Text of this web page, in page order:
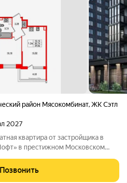
район Мясокомбинат,ЖК Сэтл
2027
квартира от застройщика в
в престижном Московском
европланировка,
Позвонить